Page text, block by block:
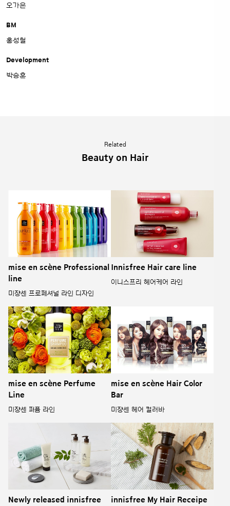
오가은
BM
홍성철
Development
박승훈
Related
Beauty on Hair
mise en scène Professional
line
미쟝센 프로페셔널 라인 디자인
Innisfree Hair care line
이니스프리 헤어케어 라인
mise en scène Perfume
Line
미쟝센 퍼퓸 라인
mise en scène Hair Color
Bar
미쟝센 헤어 컬러바
Newly released innisfree
innisfree My Hair Receipe